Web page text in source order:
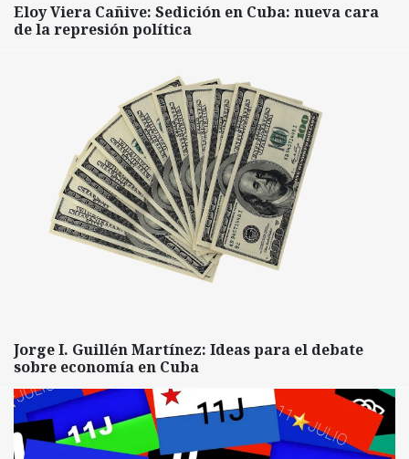
Eloy Viera Cañive: Sedición en Cuba: nueva cara
de la represión política
Jorge I. Guillén Martínez: Ideas para el debate
sobre economía en Cuba